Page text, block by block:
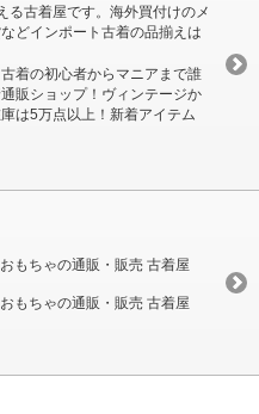
る古着屋です。海外買付けのメ
どインポート古着の品揃えは
着の初心者からマニアまで誰
販ショップ！ヴィンテージか
は5万点以上！新着アイテム
もちゃの通販・販売 古着屋
もちゃの通販・販売 古着屋